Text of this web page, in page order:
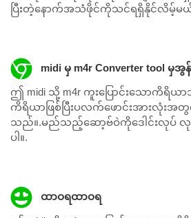
ပြီးတဲ့နောက်အသံဖိုင်ကိုသင်ရရှိနိုင်လိမ့်မ
midi မှ m4r Converter tool မှအွ
ဤ midi သို့ m4r ကူးပြောင်းသောကိရိ
ကိရိယာဖြစ်ပြီးပလက်ဖောင်းအားလုံ
သည်။.မည်သည့်ဆော့ဗ်ဝဲကိုဒေါင်းလုပ်
ပါ။.
ထာဝရထာဝရ